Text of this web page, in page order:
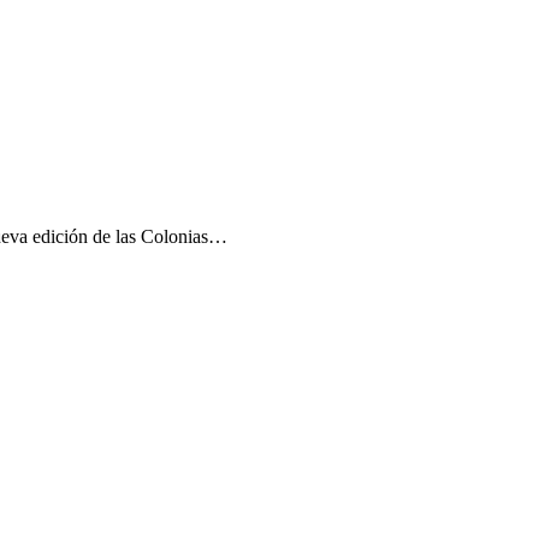
edición de las Colonias…